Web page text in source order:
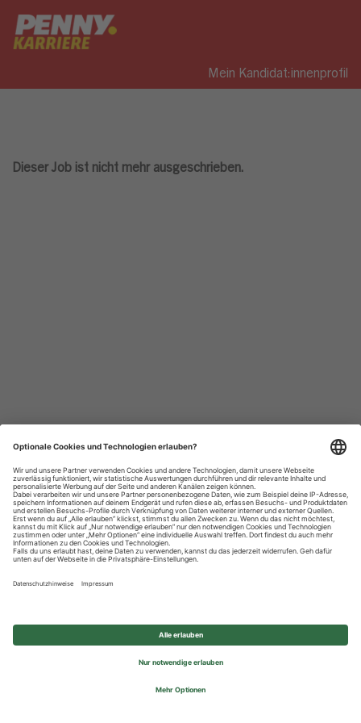
Mein Kandidat:innenprofil
Dieser Job ist nicht mehr ausgeschrieben.
Datenschutzhinweise
Impressum
Privatsphäre-Einstellungen
© 2026 REWE Group - All rights reserved